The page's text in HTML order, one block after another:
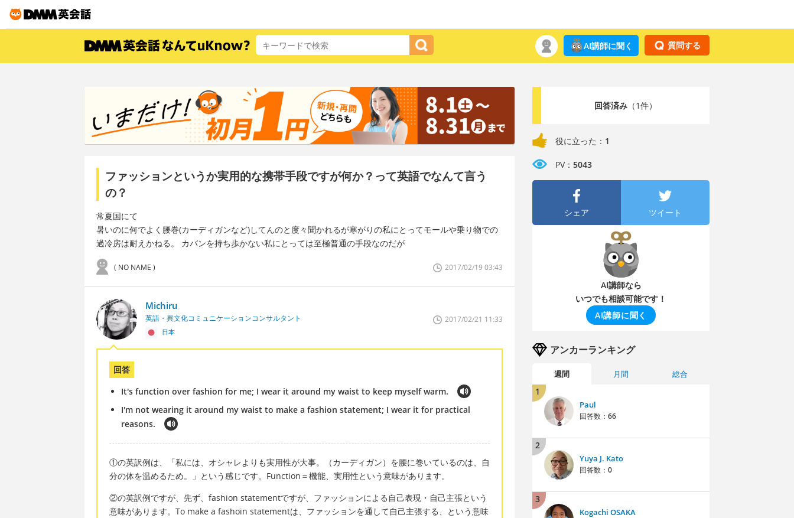
質問する
AI講師に聞く
ファッションというか実用的な携帯手段ですが何か？って英語でなんて言う
の？
常夏国にて
暑いのに何でよく腰巻(カーディガンなど)してんのと度々聞かれるが寒がりの私にとってモールや乗り物での
過冷房は耐えかねる。 カバンを持ち歩かない私にとっては至極普通の手段なのだが
( NO NAME ) 2017/02/19 03:43
Michiru
英語・異文化コミュニケーションコンサルタント
日本
2017/02/21 11:33
回答
It's function over fashion for me; I wear it around my waist to keep myself warm.
I'm not wearing it around my waist to make a fashion statement; I wear it for practical
reasons.
①の英訳例は、「私には、オシャレよりも実用性が大事。（カーディガン）を腰に巻いているのは、自
分の体を温めるため。」という感じです。Function＝機能、実用性という意味があります。
②の英訳例ですが、先ず、fashion statementですが、ファッションによる自己表現・自己主張という
意味があります。To make a fashoin statementは、ファッションを通して自己主張する、という意味
回答済み（1件）
役に立った： 1
PV： 5043
シェア ツイート
AI講師なら
いつでも相談可能です！
AI講師に聞く
アンカーランキング
週間 月間 総合
1
Paul
回答数： 66
2
Yuya J. Kato
回答数： 0
3
Kogachi OSAKA